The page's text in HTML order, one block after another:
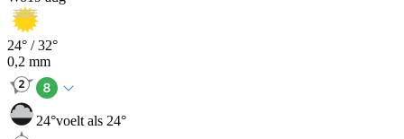
24° /32°
0,2 mm
24°voelt als 24°